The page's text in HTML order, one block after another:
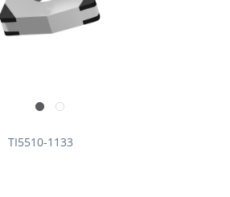
TI5510-1133